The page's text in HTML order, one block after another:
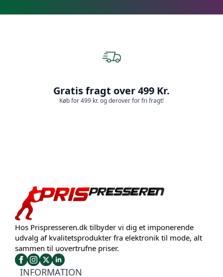
Gratis fragt over 499 Kr.
Køb for 499 kr. og derover for fri fragt!
Hos Prispresseren.dk tilbyder vi dig et imponerende
udvalg af kvalitetsprodukter fra elektronik til mode, alt
sammen til uovertrufne priser.
INFORMATION